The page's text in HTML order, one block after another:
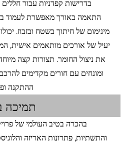
בדרישות קפדניות עבור חללים
התאמה באורך מאפשרת לעמוד
מינימום של חיתוך בשטח ובזבוז.
יעיל של אורכים מותאמים אישית,
את ניצול החומר. תצורות קצה
ומונחים עם חורים מקדימים
ההתקנה
תמיכה
בהכרה בטיב העולמי של
והתשתיות, פתרונות האריזה